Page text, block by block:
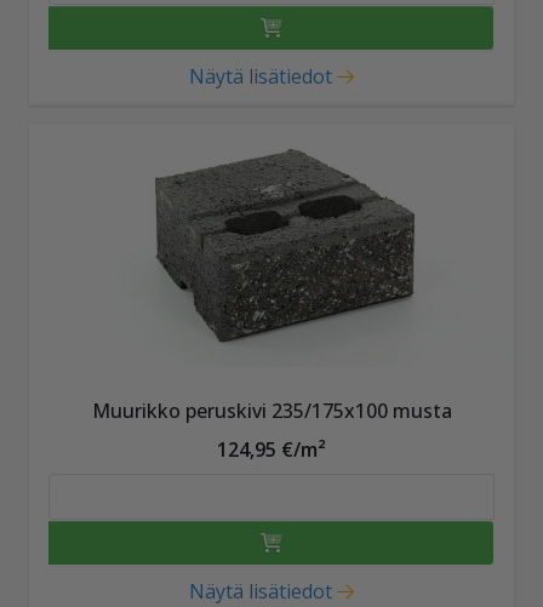
Näytä lisätiedot
Muurikko peruskivi 235/175x100 musta
124,95 €/m²
Näytä lisätiedot